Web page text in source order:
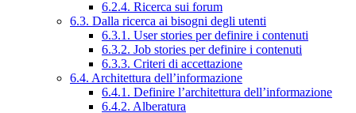
6.2.4. Ricerca sui forum
6.3. Dalla ricerca ai bisogni degli utenti
6.3.1. User stories per definire i contenuti
6.3.2. Job stories per definire i contenuti
6.3.3. Criteri di accettazione
6.4. Architettura dell’informazione
6.4.1. Definire l’architettura dell’informazione
6.4.2. Alberatura